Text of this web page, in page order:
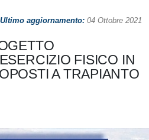
Ultimo aggiornamento: 04 Ottobre 2021
FISICO IN
A TRAPIANTO